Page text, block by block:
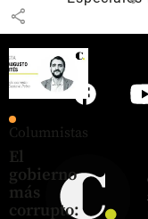
share
Columnistas
El
gobierno
más
corrupto: